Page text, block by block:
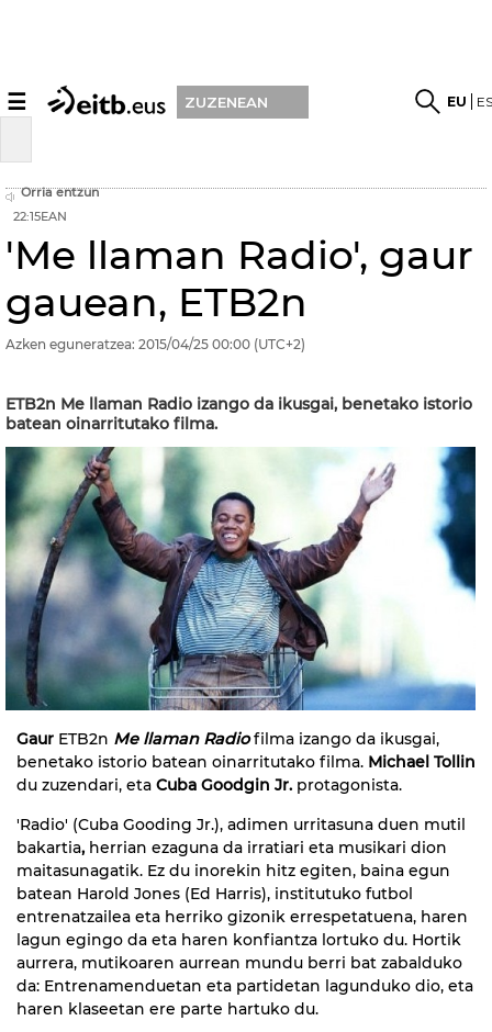
☰ ZUZENEAN EU
Orria entzun
22:15EAN
'Me llaman Radio', gaur
gauean, ETB2n
Azken eguneratzea: 2015/04/25 00:00 (UTC+2)
ETB2n Me llaman Radio izango da ikusgai, benetako istorio
batean oinarritutako filma.
Gaur ETB2n Me llaman Radio filma izango da ikusgai,
benetako istorio batean oinarritutako filma. Michael Tollin
du zuzendari, eta Cuba Goodgin Jr. protagonista.
'Radio' (Cuba Gooding Jr.), adimen urritasuna duen mutil
bakartia, herrian ezaguna da irratiari eta musikari dion
maitasunagatik. Ez du inorekin hitz egiten, baina egun
batean Harold Jones (Ed Harris), institutuko futbol
entrenatzailea eta herriko gizonik errespetatuena, haren
lagun egingo da eta haren konfiantza lortuko du. Hortik
aurrera, mutikoaren aurrean mundu berri bat zabalduko
da: Entrenamenduetan eta partidetan lagunduko dio, eta
haren klaseetan ere parte hartuko du.